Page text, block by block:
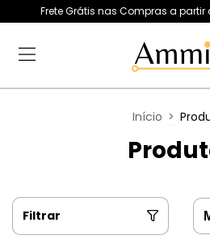
Frete Grátis nas Compras a partir
Início >
Filtrar